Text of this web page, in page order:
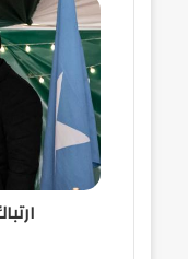
ا
ل
ل
ك
ت
ر
و